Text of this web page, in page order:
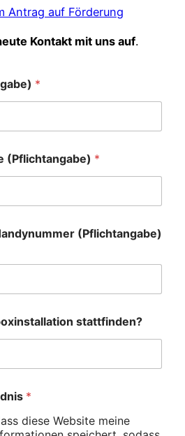
Antrag auf Förderung
Kontakt mit uns auf.
*
(Pflichtangabe) *
(Pflichtangabe)
stattfinden?
*
diese Website meine